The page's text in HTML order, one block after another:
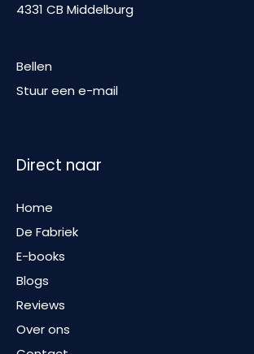
4331 CB Middelburg
Bellen
Stuur een e-mail
Direct naar
Home
De Fabriek
E-books
Blogs
Reviews
Over ons